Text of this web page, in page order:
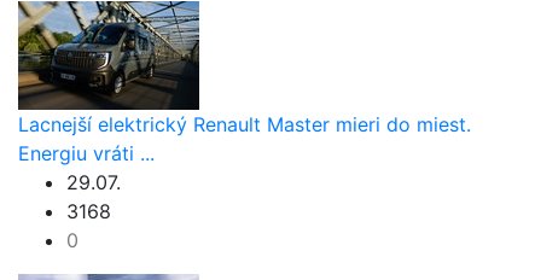
Lacnejší elektrický Renault Master mieri do miest.
Energiu vráti ...
29.07.
3168
0